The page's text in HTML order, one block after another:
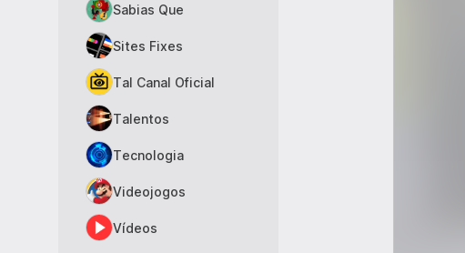
Sabias Que
Sites Fixes
Tal Canal Oficial
Talentos
Tecnologia
Videojogos
Vídeos